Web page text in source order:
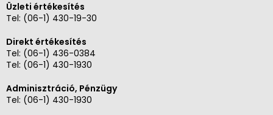
Üzleti értékesítés
Tel: (06-1) 430-19-30
Direkt értékesítés
Tel: (06-1) 436-0384
Tel: (06-1) 430-1930
Adminisztráció, Pénzügy
Tel: (06-1) 430-1930